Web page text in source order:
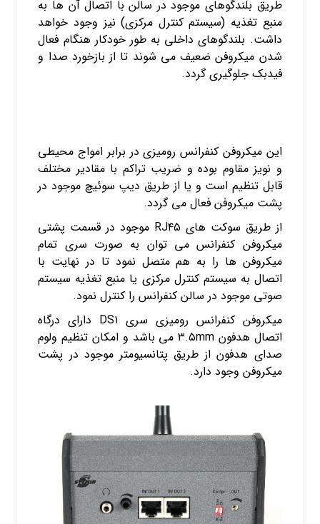
طریق بلندگوهای موجود در سالن با اتصال آن ها به
منبع تغذیه (سیستم کنترل مرکزی) نیز وجود خواهد
داشت. بلندگوهای داخلی به طور خودکار هنگام فعال
شدن میکروفن ضعیف می شوند تا از بازخورد صدا و
فیدبک جلوگیری گردد.
این میکروفن کنفرانس رومیزی در برابر امواج محیطی
و نویز مقاوم بوده و ضریب تراکم با مقادیر مختلف
قابل تنظیم است و یا از طریق دیپ سوئیچ موجود در
پشت میکروفن فعال می گردد.
از طریق سوکت های RJ۴۵ موجود در قسمت پشتی
میکروفن کنفرانس می توان به صورت سری تمام
میکروفن ها را به هم متصل نمود تا در نهایت با
اتصال به سیستم کنترل مرکزی یا منبع تغذیه سیستم
صوتی موجود در سالن کنفرانس را کنترل نمود.
میکروفن کنفرانس رومیزی سری DS۱ دارای درگاه
اتصال هدفون ۳.۵mmمی باشد و امکان تنظیم ولوم
صدای هدفون از طریق پتانسیومتر موجود در پشت
میکروفن وجود دارد.